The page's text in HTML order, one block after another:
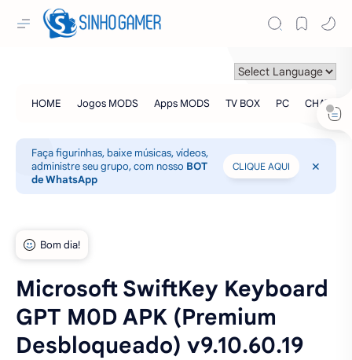
Faça figurinhas, baixe músicas, vídeos,
administre seu grupo, com nosso BOT
de WhatsApp
CLIQUE AQUI
Microsoft SwiftKey Keyboard
GPT M0D APK (Premium
Desbloqueado) v9.10.60.19